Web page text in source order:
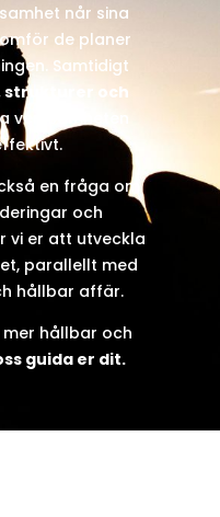
når sina
de planer
Samtidigt
strukturer och
verksamheten
en fråga om
och
vi er att utveckla
parallellt med
hållbar affär.
hållbar och
guida er dit.